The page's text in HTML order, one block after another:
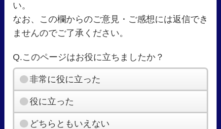
い。
なお、この欄からのご意見・ご感想には返信でき
ませんのでご了承ください。
Q.このページはお役に立ちましたか？
非常に役に立った
役に立った
どちらともいえない